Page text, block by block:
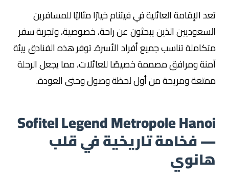
تعد الإقامة العائلية في فيتنام خيارًا مثاليًا للمسافرين
السعوديين الذين يبحثون عن راحة، خصوصية، وتجربة سفر
متكاملة تناسب جميع أفراد الأسرة. توفر هذه الفنادق بيئة
آمنة ومرافق مصممة خصيصًا للعائلات، مما يجعل الرحلة
ممتعة ومريحة من أول لحظة وصول وحتى العودة.
Sofitel Legend Metropole Hanoi
— فخامة تاريخية في قلب
هانوي